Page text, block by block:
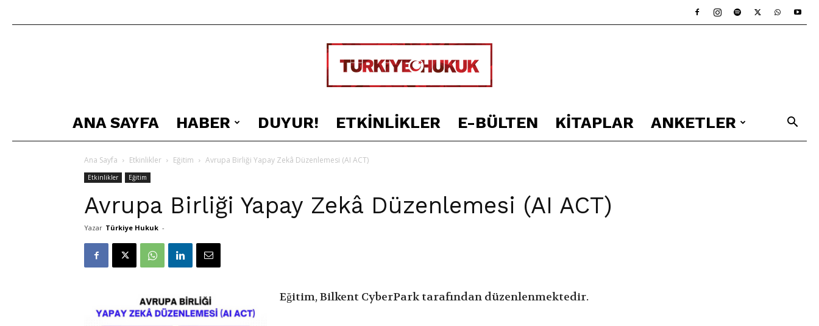
TÜRKİYE
HUKUK
ANA SAYFA HABER DUYUR! ETKINLIKLER E-BÜLTEN KITAPLAR ANKETLER
Ana Sayfa Etkinlikler Eğitim Avrupa Birliği Yapay Zekâ Düzenlemesi (AI ACT)
Etkinlikler Eğitim
Avrupa Birliği Yapay Zekâ Düzenlemesi (AI ACT)
Yazar Türkiye Hukuk -
Eğitim, Bilkent CyberPark tarafından düzenlenmektedir.